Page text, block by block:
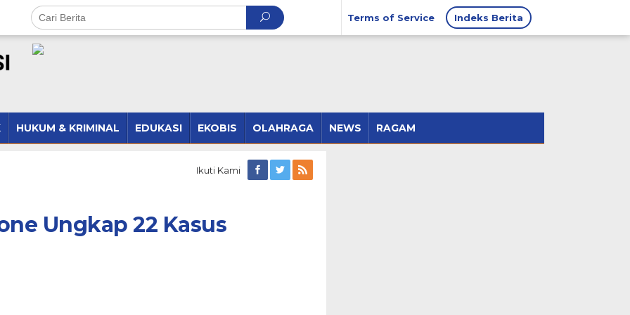
Terms of Service Indeks Berita
HUKUM & KRIMINAL EDUKASI EKOBIS OLAHRAGA NEWS RAGAM
Ikuti Kami
Ungkap 22 Kasus